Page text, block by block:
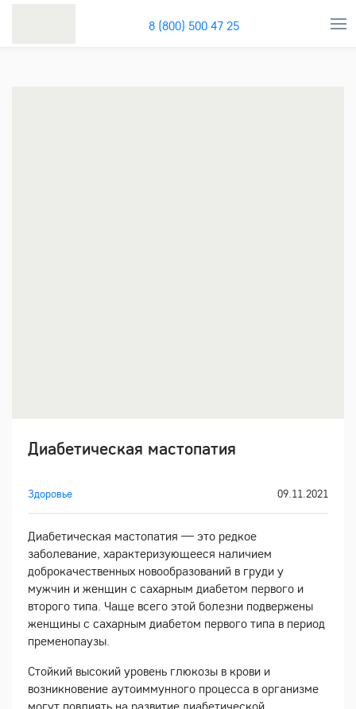
8 (800) 500 47 25
Диабетическая мастопатия
Здоровье 09.11.2021
Диабетическая мастопатия — это редкое
заболевание, характеризующееся наличием
доброкачественных новообразований в груди у
мужчин и женщин с сахарным диабетом первого и
второго типа. Чаще всего этой болезни подвержены
женщины с сахарным диабетом первого типа в период
пременопаузы.
Стойкий высокий уровень глюкозы в крови и
возникновение аутоиммунного процесса в организме
могут повлиять на развитие диабетической